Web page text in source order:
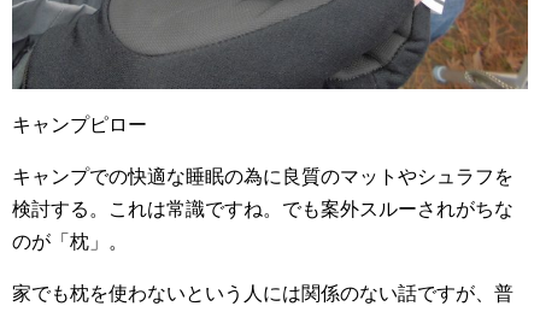
キャンプピロー
キャンプでの快適な睡眠の為に良質のマットやシュラフを
検討する。これは常識ですね。でも案外スルーされがちな
のが「枕」。
家でも枕を使わないという人には関係のない話ですが、普